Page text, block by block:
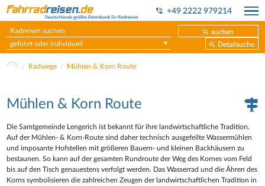
+49 2222 979214
suchen
geführt oder individuell
Detailsuche
Radwege Mühlen & Korn Route
Mühlen & Korn Route
Die Samtgemeinde Lengerich ist bekannt für ihre landwirtschaftliche Tradition.
Auf der Mühlen- & Korn-Route sind daher technisch ausgefeilte Wassermühlen
und imposante Hofstellen mit größeren Bauern- und kleinen Backhäusern zu
bestaunen. So kann auf der gesamten Rundroute der Weg des Kornes vom Feld
bis auf den Tisch genauestens verfolgt werden. Das Wasserrad und die Ähren des
Korns symbolisieren die zahlreichen Zeugen der landwirtschaftlichen Tradition in